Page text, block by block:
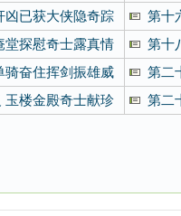
凶已获大侠隐奇踪
第十
堂探慰奇士露真情
第十
骑奋住挥剑振雄威
第二
玉楼金殿奇士献珍
第二